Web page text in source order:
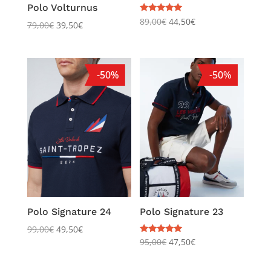
Polo Volturnus
79,00€ 39,50€
Note
5.00
89,00€ 44,50€
-50%
Polo Signature 24
99,00€ 49,50€
-50%
Polo Signature 23
Note
5.00
95,00€ 47,50€